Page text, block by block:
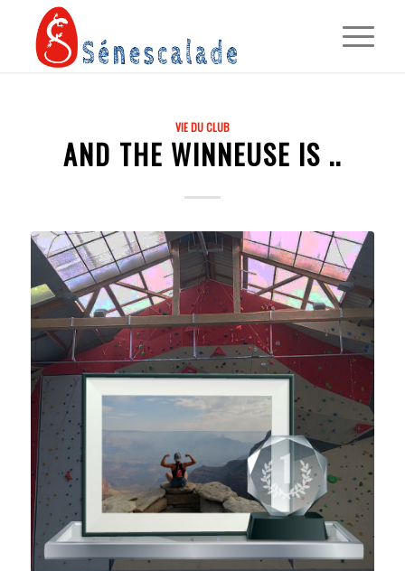
VIE DU CLUB
AND THE WINNEUSE IS ..